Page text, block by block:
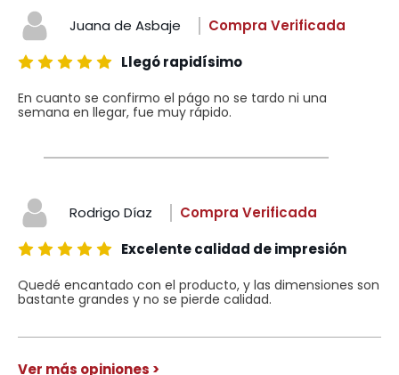
Juana de Asbaje
Compra Verificada
Llegó rapidísimo
En cuanto se confirmo el págo no se tardo ni una
semana en llegar, fue muy rápido.
Rodrigo Díaz
Compra Verificada
Excelente calidad de impresión
Quedé encantado con el producto, y las dimensiones son
bastante grandes y no se pierde calidad.
Ver más opiniones >